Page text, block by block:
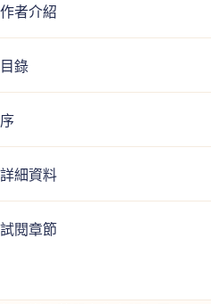
作者介紹
目錄
序
詳細資料
試閱章節